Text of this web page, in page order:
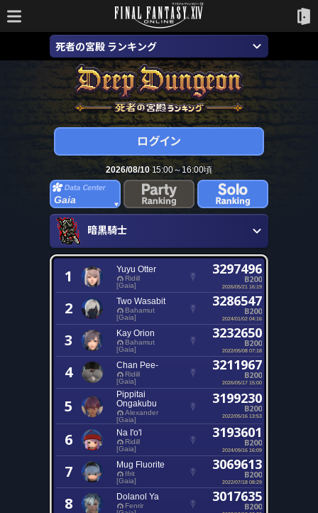
死者の宮殿 ランキング
2026/08/1015:00～16:00頃
Gaia
暗黒騎士
1 Yuyu Otter
Ridill
[Gaia]
3297496
B200
2026/05/21 16:19
2 Two Wasabit
Bahamut
[Gaia]
3286547
B200
2024/01/02 04:16
3 Kay Orion
Bahamut
[Gaia]
3232650
B200
2022/05/08 07:18
4 Chan Pee-
Ridill
[Gaia]
3211967
B200
2026/05/17 15:00
5
Pippitai
Ongakubu
Alexander
[Gaia]
3199230
B200
2022/05/16 13:53
6 Na I'o'l
Ridill
[Gaia]
3193601
B200
2024/09/16 16:09
7 Mug Fluorite
Ifrit
[Gaia]
3069613
B200
2022/07/18 08:29
8 Dolanol Ya
Fenrir
3017635
B200